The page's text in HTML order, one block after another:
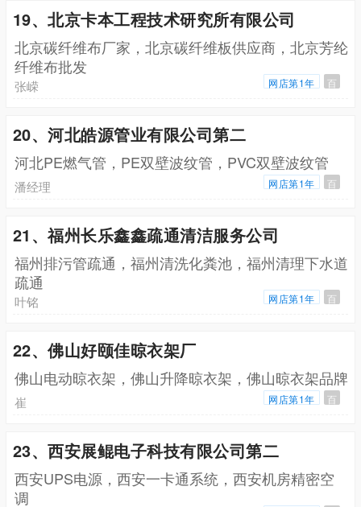
19、北京卡本工程技术研究所有限公司
北京碳纤维布厂家，北京碳纤维板供应商，北京芳纶
纤维布批发
张嵘 网店第1年 百
20、河北皓源管业有限公司第二
河北PE燃气管，PE双壁波纹管，PVC双壁波纹管
潘经理 网店第1年 百
21、福州长乐鑫鑫疏通清洁服务公司
福州排污管疏通，福州清洗化粪池，福州清理下水道
疏通
叶铭 网店第1年 百
22、佛山好颐佳晾衣架厂
佛山电动晾衣架，佛山升降晾衣架，佛山晾衣架品牌
崔 网店第1年 百
23、西安展鲲电子科技有限公司第二
西安UPS电源，西安一卡通系统，西安机房精密空
调